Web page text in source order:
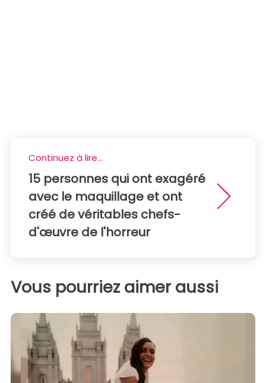
Continuez à lire...
15 personnes qui ont exagéré
avec le maquillage et ont
créé de véritables chefs-
d'œuvre de l'horreur
Vous pourriez aimer aussi